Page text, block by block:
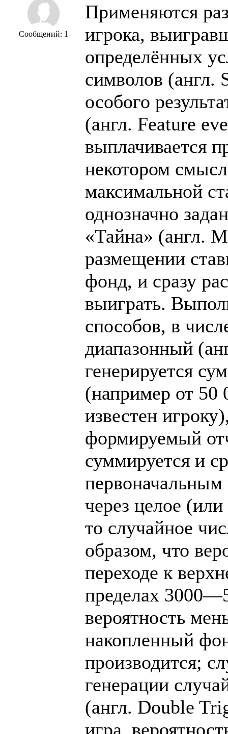
Сообщений: 1
Применяются
игрока,
определённых
символов (англ.
особого
(англ. Feature
выплачивается
некотором
максимальной
однозначно
«Тайна» (англ.
размещении
фонд, и сразу
выиграть.
способов, в
диапазонный
генерируется
(например от 50
известен
формируемый
суммируется и
через целое
то случайное
образом, что
переходе к
пределах
вероятность
накопленный
производится;
генерации
(англ. Double
игра,